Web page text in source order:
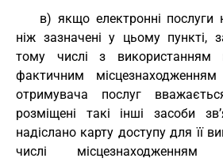
в) якщо електронні
ніж зазначені у цьому пункті,
тому числі з використанням
фактичним
отримувача послуг
розміщені такі інші засоби
надіслано карту доступу для її
числі